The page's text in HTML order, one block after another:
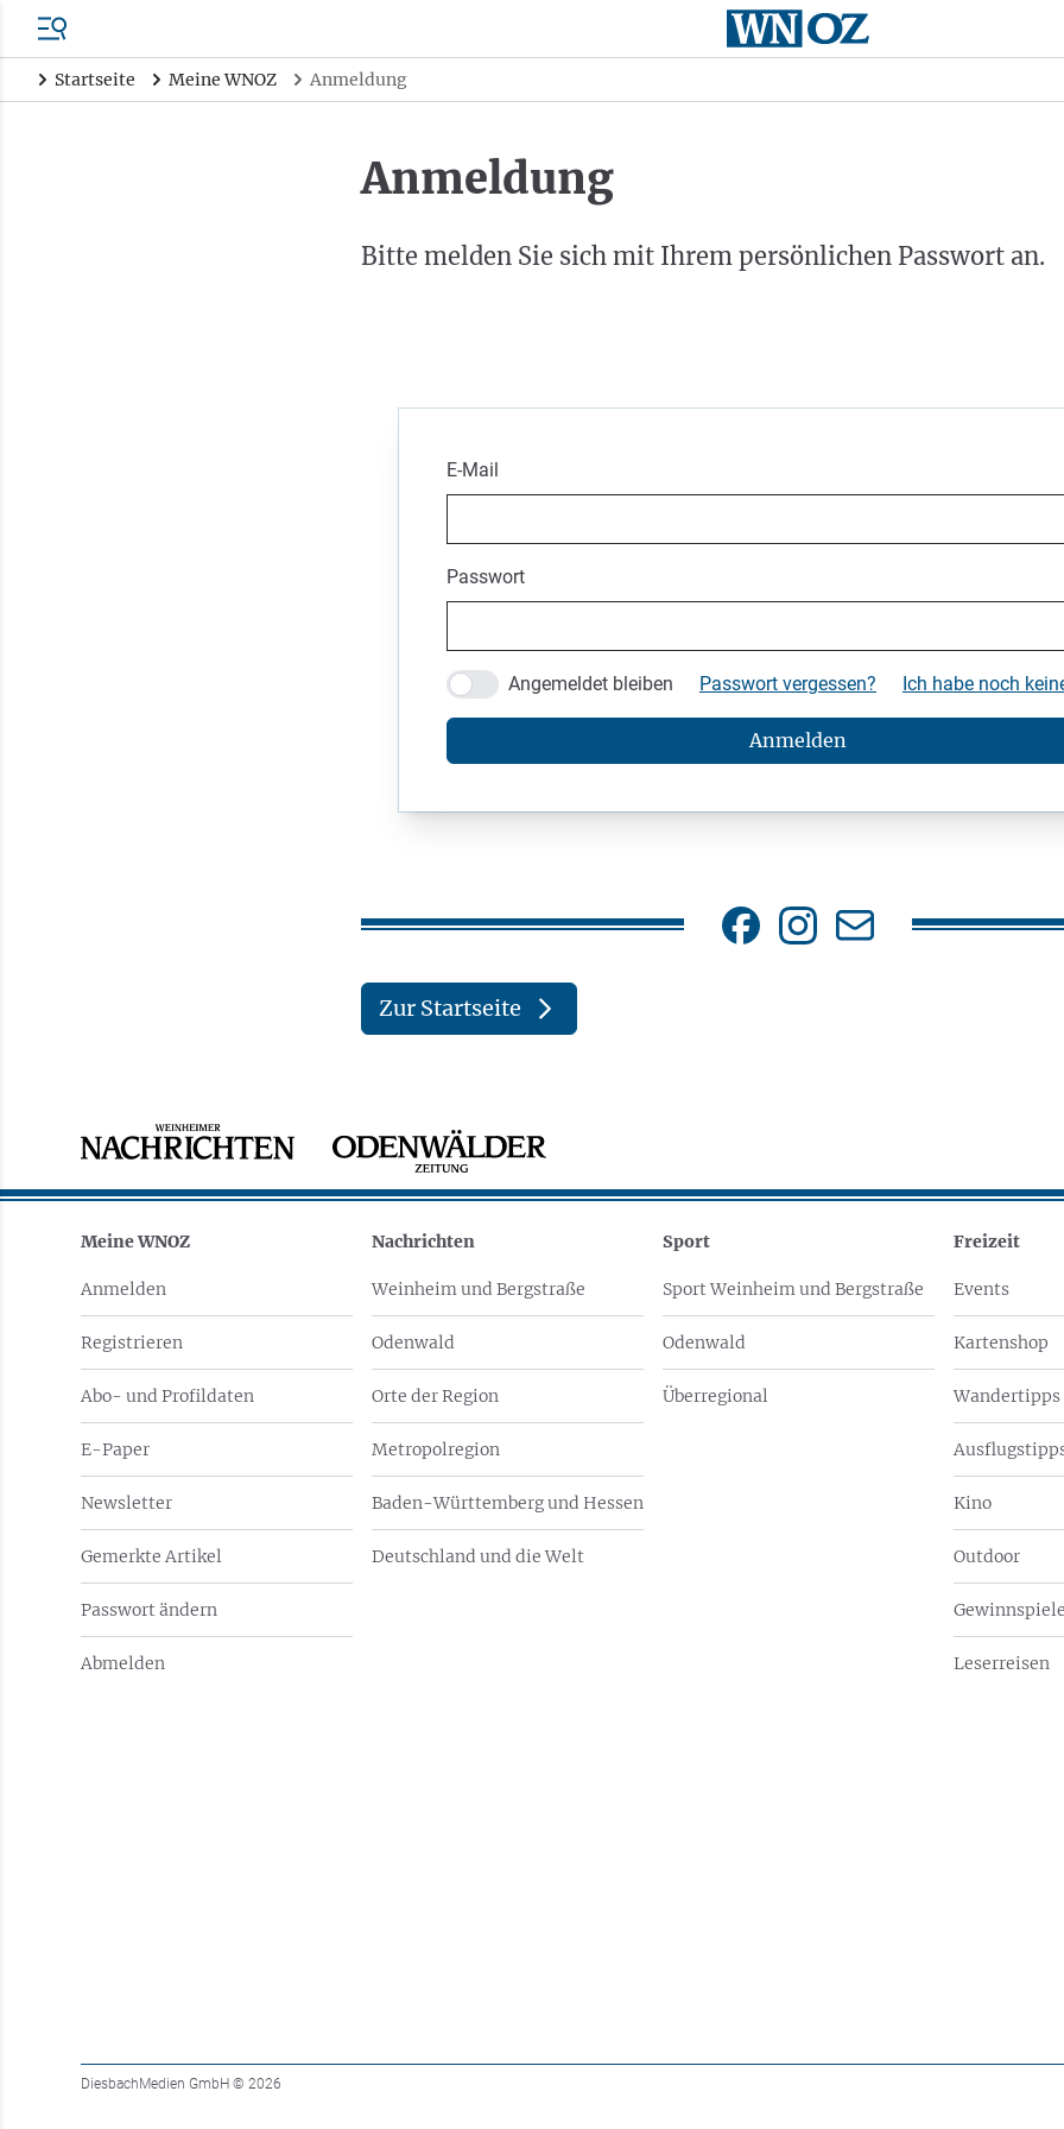
Startseite Meine WNOZ Anmeldung
Anmeldung
Bitte melden Sie sich mit Ihrem persönlichen Passwort an.
E-Mail
Passwort
Angemeldet bleiben Passwort vergessen? Ich habe noch
Anmelden
Zur Startseite
Meine WNOZ
Anmelden
Registrieren
Abo- und Profildaten
E-Paper
Newsletter
Gemerkte Artikel
Passwort ändern
Abmelden
Nachrichten
Weinheim und Bergstraße
Odenwald
Orte der Region
Metropolregion
Baden-Württemberg und Hessen
Deutschland und die Welt
Sport
Sport Weinheim und Bergstraße
Odenwald
Überregional
Freizeit
Events
Kartenshop
Wandertipps
Kino
Outdoor
Gewinnspiele
Leserreisen
DiesbachMedien GmbH © 2026